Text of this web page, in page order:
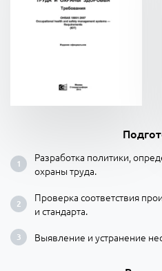
Разработка политики,
охраны труда.
Проверка соответствия
и стандарта.
Выявление и устранение